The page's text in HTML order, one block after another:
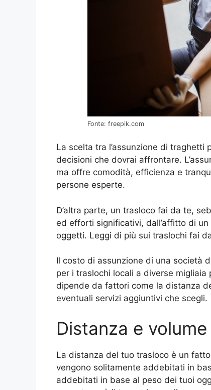
Fonte: freepik.com
La scelta tra l’assunzione di
decisioni che dovrai affrontare.
ma offre comodità, efficienza e
persone esperte.
D’altra parte, un trasloco fai da te,
ed efforti significativi, dall’affitto di
oggetti. Leggi di più sui traslochi fai
Il costo di assunzione di una società
per i traslochi locali a diverse
dipende da fattori come la distanza
eventuali servizi aggiuntivi che scegli.
Distanza e volume
La distanza del tuo trasloco è un
vengono solitamente addebitati in
addebitati in base al peso dei tuoi